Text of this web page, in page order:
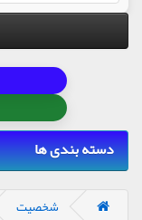
دسته بندی ها
شخصیت